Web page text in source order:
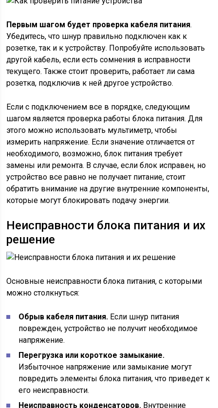
Первым шагом будет проверка кабеля питания.
Убедитесь, что шнур правильно подключен как к
розетке, так и к устройству. Попробуйте использовать
другой кабель, если есть сомнения в исправности
текущего. Также стоит проверить, работает ли сама
розетка, подключив к ней другое устройство.
Если с подключением все в порядке, следующим
шагом является проверка работы блока питания. Для
этого можно использовать мультиметр, чтобы
измерить напряжение. Если значение отличается от
необходимого, возможно, блок питания требует
замены или ремонта. В случае, если блок исправен, но
устройство все равно не получает питание, стоит
обратить внимание на другие внутренние компоненты,
которые могут блокировать подачу энергии.
Неисправности блока питания и их
решение
Основные неисправности блока питания, с которыми
можно столкнуться:
Обрыв кабеля питания. Если шнур питания
поврежден, устройство не получит необходимое
напряжение.
Перегрузка или короткое замыкание.
Избыточное напряжение или замыкание могут
повредить элементы блока питания, что приведет к
его неисправности.
Неисправность конденсаторов. Внутренние